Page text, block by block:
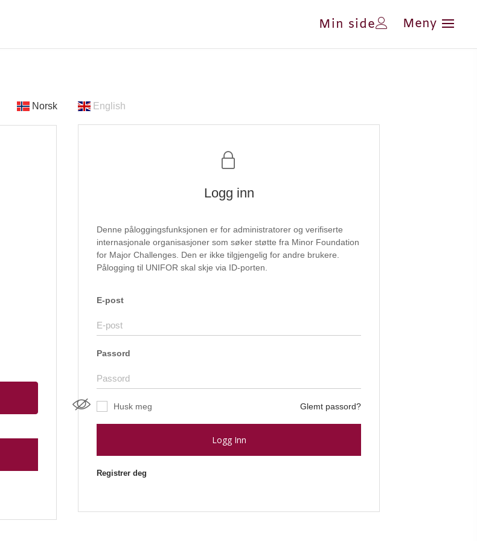
Min side
Norsk English
Logg inn
Denne påloggingsfunksjonen er for administratorer og verifiserte
internasjonale organisasjoner som søker støtte fra Minor Foundation
for Major Challenges. Den er ikke tilgjengelig for andre brukere.
Pålogging til UNIFOR skal skje via ID-porten.
E-post
Passord
Husk meg Glemt passord?
Logg Inn
Registrer deg